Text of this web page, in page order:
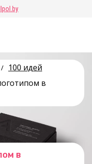
/
100 идей
в
в